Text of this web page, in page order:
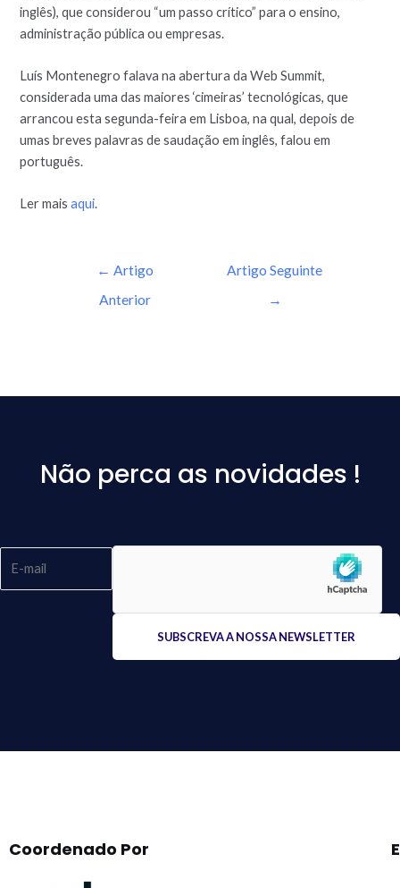
inglês), que considerou “um passo crítico” para o ensino,
administração pública ou empresas.
Luís Montenegro falava na abertura da Web Summit,
considerada uma das maiores ‘cimeiras’ tecnológicas, que
arrancou esta segunda-feira em Lisboa, na qual, depois de
umas breves palavras de saudação em inglês, falou em
português.
Ler mais aqui.
← Artigo
Anterior
Artigo Seguinte
→
Não perca as novidades !
Coordenado Por